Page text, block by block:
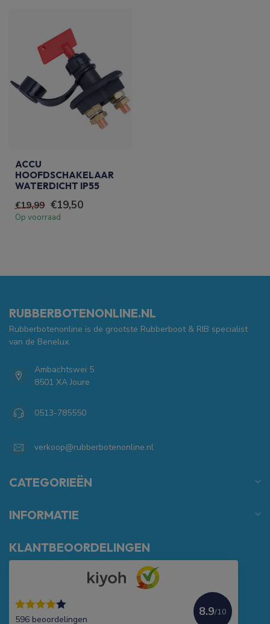
ACCU
HOOFDSCHAKELAAR
WATERDICHT IP55
€19,99 €19,50
Op voorraad
RUBBERBOTENONLINE.NL
Rubberbotenonline is de grootste Rubberboot & RIB specialist
van de Benelux.
Ambachtswei 5
8501 XA Joure
0513-785550
verkoop@rubberbotenonline.nl
CATEGORIEËN
INFORMATIE
KLANTBEOORDELINGEN
596 beoordelingen
8.9/10